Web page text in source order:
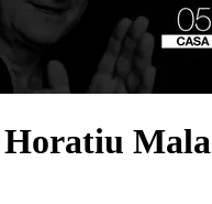
Horatiu